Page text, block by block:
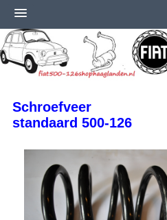
Schroefveer
standaard 500-126